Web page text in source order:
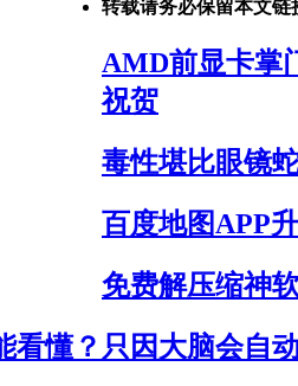
转载请务必保留本文链
AMD前显卡掌
祝贺
毒性堪比眼镜
百度地图APP
免费解压缩神
看懂？只因大脑会自